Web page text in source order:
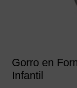
Gorro en
Infantil